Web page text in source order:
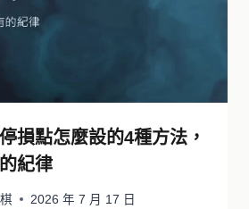
損點怎麼設的4種方法，
紀律
2026 年 7 月 17 日